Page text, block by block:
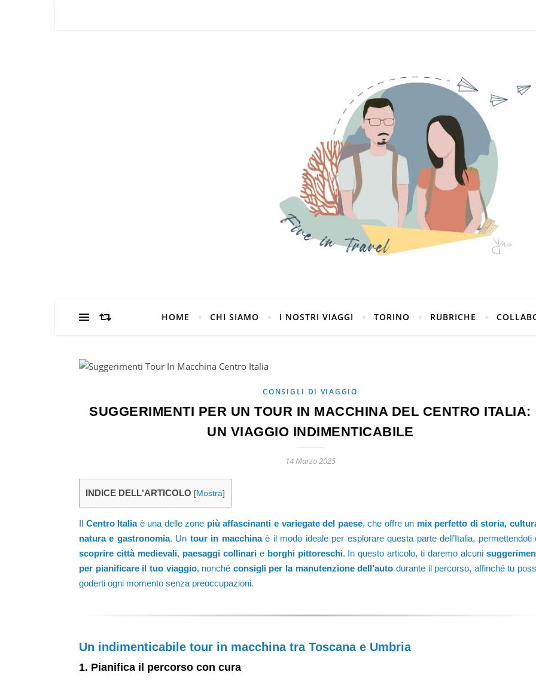
HOME CHI SIAMO I NOSTRI VIAGGI TORINO RUBRICHE
CONSIGLI DI VIAGGIO
SUGGERIMENTI PER UN TOUR IN MACCHINA DEL CENTRO ITALIA:
UN VIAGGIO INDIMENTICABILE
14 Marzo 2025
INDICE DELL'ARTICOLO [Mostra]
Il Centro Italiaè una delle zone più affascinanti e variegate del paese, che offre un mix perfetto di storia,
natura e gastronomia. Un tour in macchinaè il modo ideale per esplorare questa parte dell’Italia, permettendoti
scoprire città medievali, paesaggi collinarie borghi pittoreschi. In questo articolo, ti daremo alcuni
per pianificare il tuo viaggio, nonché consigli per la manutenzione dell’auto durante il percorso, affinché tu
goderti ogni momento senza preoccupazioni.
Un indimenticabile tour in macchina tra Toscana e Umbria
1. Pianifica il percorso con cura